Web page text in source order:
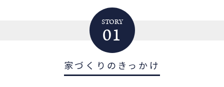
STORY
01
家づくりのきっかけ